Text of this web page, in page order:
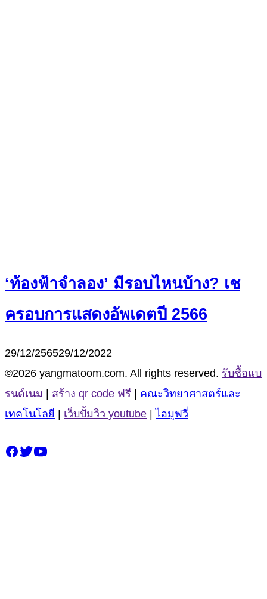
‘ท้องฟ้าจำลอง’ มีรอบไหนบ้าง? เช
ครอบการแสดงอัพเดตปี 2566
29/12/256529/12/2022
©2026 yangmatoom.com. All rights reserved. รับซื้อแบ
รนด์เนม
สร้าง qr code ฟรี
คณะวิทยาศาสตร์และ
เทคโนโลยี
เว็บปั้มวิว youtube ไอมูฟวี่